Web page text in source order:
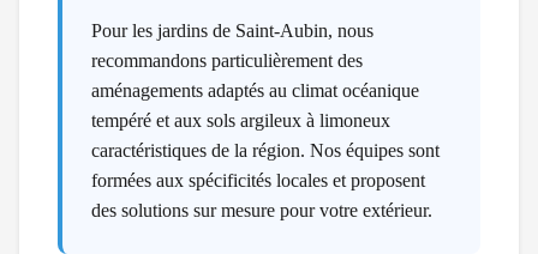
Pour les jardins de Saint-Aubin, nous
recommandons particulièrement des
aménagements adaptés au climat océanique
tempéré et aux sols argileux à limoneux
caractéristiques de la région. Nos équipes sont
formées aux spécificités locales et proposent
des solutions sur mesure pour votre extérieur.